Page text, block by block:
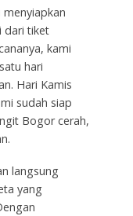
dari tiket
kami
hari
Hari Kamis
sudah siap
Bogor cerah,
langsung
yang